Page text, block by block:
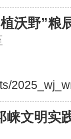
沃野”粮
崃文明实